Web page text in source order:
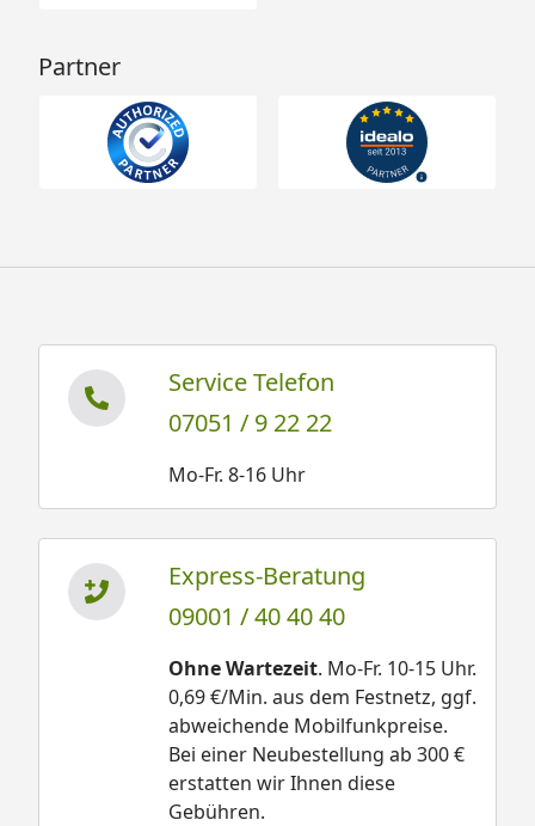
Partner
Service Telefon
07051 / 9 22 22
Mo-Fr. 8-16 Uhr
Express-Beratung
09001 / 40 40 40
Ohne Wartezeit. Mo-Fr. 10-15 Uhr.
0,69 €/Min. aus dem Festnetz, ggf.
abweichende Mobilfunkpreise.
Bei einer Neubestellung ab 300 €
erstatten wir Ihnen diese
Gebühren.